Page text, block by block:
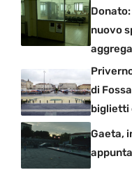
nuovo
di
biglietti
Gaeta,